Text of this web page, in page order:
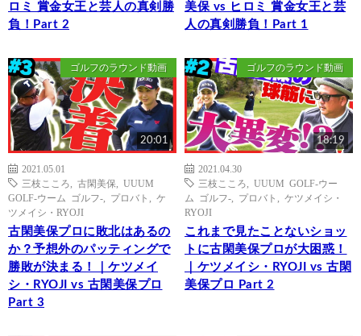
ロミ 賞金女王と芸人の真剣勝
負！Part 2
美保 vs ヒロミ 賞金女王と芸
人の真剣勝負！Part 1
ゴルフのラウンド動画
20:01
2021.05.01
三枝こころ
古閑美保
UUUM
GOLF-ウーム ゴルフ-
プロバト
ケ
ツメイシ・RYOJI
古閑美保プロに敗北はあるの
か？予想外のパッティングで
勝敗が決まる！｜ケツメイ
シ・RYOJI vs 古閑美保プロ
Part 3
ゴルフのラウンド動画
18:19
2021.04.30
三枝こころ
UUUM GOLF-ウー
ム ゴルフ-
プロバト
ケツメイシ・
RYOJI
これまで見たことないショッ
トに古閑美保プロが大困惑！
｜ケツメイシ・RYOJI vs 古閑
美保プロ Part 2